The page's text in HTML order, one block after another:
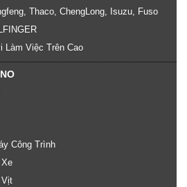
Thaco, ChengLong, Isuzu, Fuso
Làm Việc Trên Cao
Công Trình
Vịt